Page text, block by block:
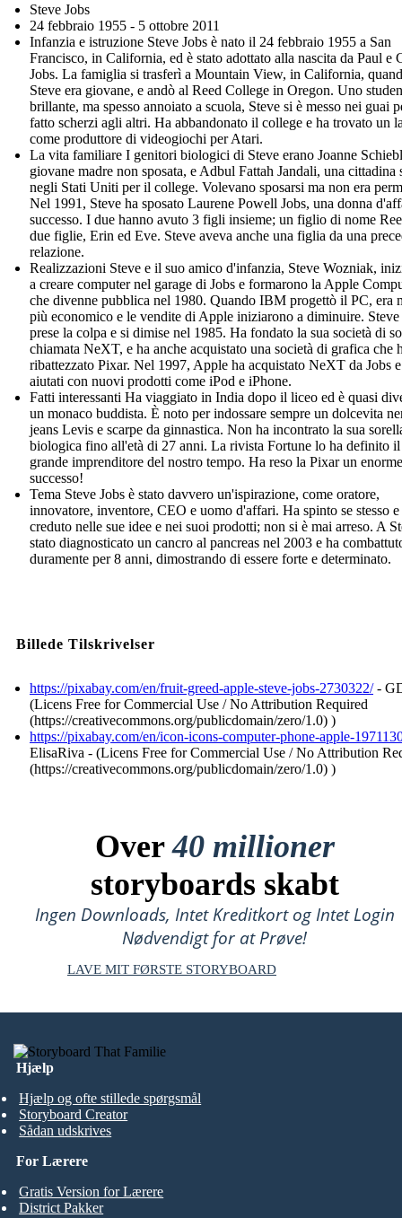
Steve Jobs
24 febbraio 1955 - 5 ottobre 2011
Infanzia e istruzione Steve Jobs è nato il 24 febbraio 1955 a San
Francisco, in California, ed è stato adottato alla nascita da Paul e
Jobs. La famiglia si trasferì a Mountain View, in California,
Steve era giovane, e andò al Reed College in Oregon. Uno
brillante, ma spesso annoiato a scuola, Steve si è messo nei guai
fatto scherzi agli altri. Ha abbandonato il college e ha trovato un
come produttore di videogiochi per Atari.
La vita familiare I genitori biologici di Steve erano Joanne
giovane madre non sposata, e Adbul Fattah Jandali, una cittadina
negli Stati Uniti per il college. Volevano sposarsi ma non era
Nel 1991, Steve ha sposato Laurene Powell Jobs, una donna
successo. I due hanno avuto 3 figli insieme; un figlio di nome
due figlie, Erin ed Eve. Steve aveva anche una figlia da una
relazione.
Realizzazioni Steve e il suo amico d'infanzia, Steve Wozniak,
a creare computer nel garage di Jobs e formarono la Apple
che divenne pubblica nel 1980. Quando IBM progettò il PC, era
più economico e le vendite di Apple iniziarono a diminuire. Steve
prese la colpa e si dimise nel 1985. Ha fondato la sua società di
chiamata NeXT, e ha anche acquistato una società di grafica che
ribattezzato Pixar. Nel 1997, Apple ha acquistato NeXT da Jobs
aiutati con nuovi prodotti come iPod e iPhone.
Fatti interessanti Ha viaggiato in India dopo il liceo ed è quasi
un monaco buddista. È noto per indossare sempre un dolcevita
jeans Levis e scarpe da ginnastica. Non ha incontrato la sua
biologica fino all'età di 27 anni. La rivista Fortune lo ha definito
grande imprenditore del nostro tempo. Ha reso la Pixar un enorme
successo!
Tema Steve Jobs è stato davvero un'ispirazione, come oratore,
innovatore, inventore, CEO e uomo d'affari. Ha spinto se stesso e
creduto nelle sue idee e nei suoi prodotti; non si è mai arreso. A
stato diagnosticato un cancro al pancreas nel 2003 e ha
duramente per 8 anni, dimostrando di essere forte e determinato.
Billede Tilskrivelser
https://pixabay.com/en/fruit-greed-apple-steve-jobs-2730322/-
(Licens Free for Commercial Use / No Attribution Required
(https://creativecommons.org/publicdomain/zero/1.0) )
https://pixabay.com/en/icon-icons-computer-phone-apple-
ElisaRiva - (Licens Free for Commercial Use / No Attribution
(https://creativecommons.org/publicdomain/zero/1.0) )
Over40 millioner
storyboards skabt
Ingen Downloads, Intet Kreditkort og Intet Login
Nødvendigt for at Prøve!
LAVE MIT FØRSTE STORYBOARD
Hjælp
Hjælp og ofte stillede spørgsmål
Storyboard Creator
Sådan udskrives
For Lærere
Gratis Version for Lærere
District Pakker